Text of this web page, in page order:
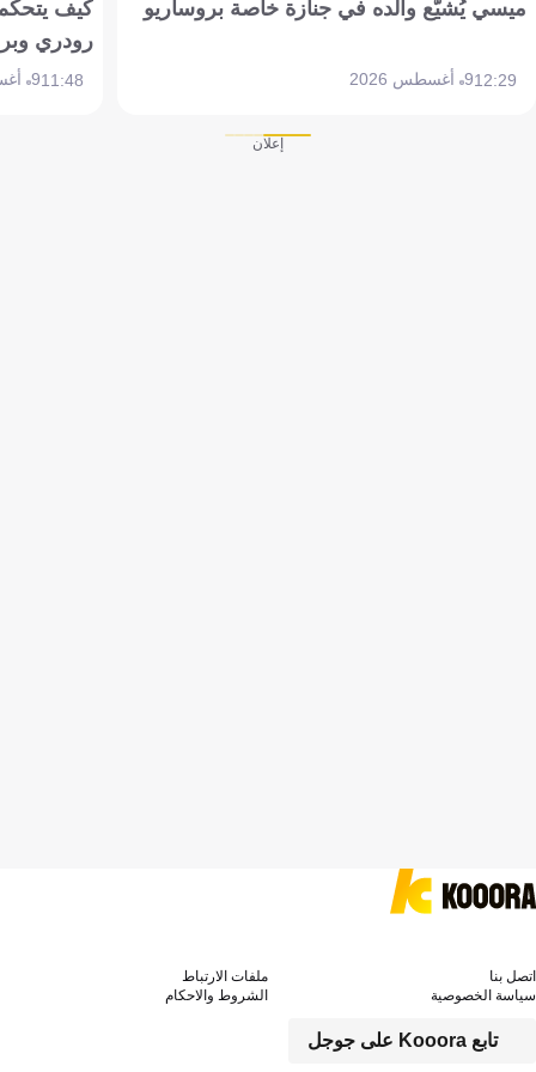
ميسي يُشيّع والده في جنازة خاصة بروساريو
12:299 أغسطس 2026
كيف
رودري
11:489 أغسطس 2026
إعلان
تابع Kooora على جوجل
اتصل بنا
ملفات الارتباط
سياسة الخصوصية
الشروط والاحكام